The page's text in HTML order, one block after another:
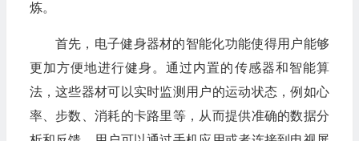
炼。
首先，电子健身器材的智能化功能使得用户能够
更加方便地进行健身。通过内置的传感器和智能算
法，这些器材可以实时监测用户的运动状态，例如心
率、步数、消耗的卡路里等，从而提供准确的数据分